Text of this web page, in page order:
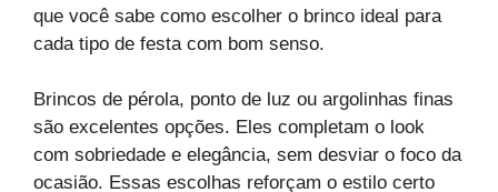
que você sabe como escolher o brinco ideal para
cada tipo de festa com bom senso.
Brincos de pérola, ponto de luz ou argolinhas finas
são excelentes opções. Eles completam o look
com sobriedade e elegância, sem desviar o foco da
ocasião. Essas escolhas reforçam o estilo certo